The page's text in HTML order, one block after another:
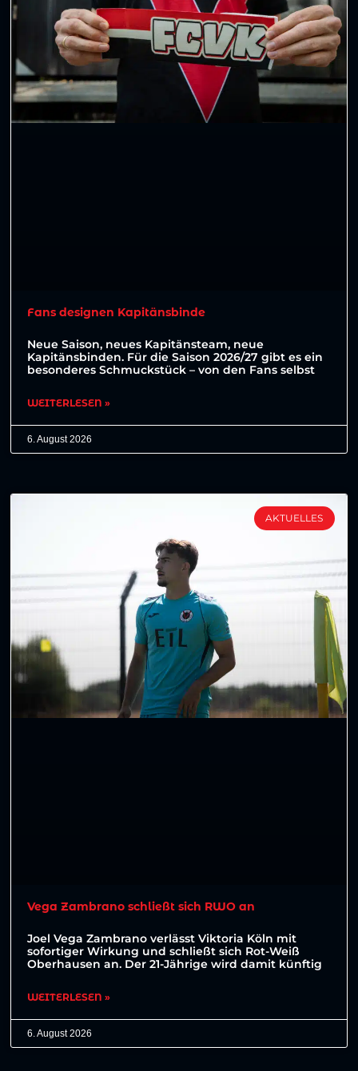
Fans designen Kapitänsbinde
Neue Saison, neues Kapitänsteam, neue
Kapitänsbinden. Für die Saison 2026/27 gibt es ein
besonderes Schmuckstück – von den Fans selbst
WEITERLESEN »
6. August 2026
AKTUELLES
Vega Zambrano schließt sich RWO an
Joel Vega Zambrano verlässt Viktoria Köln mit
sofortiger Wirkung und schließt sich Rot-Weiß
Oberhausen an. Der 21-Jährige wird damit künftig
WEITERLESEN »
6. August 2026